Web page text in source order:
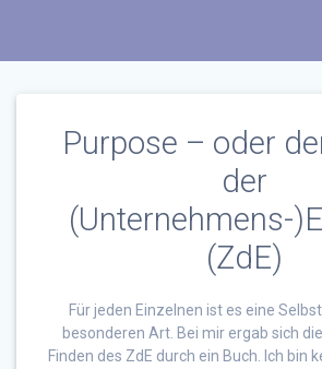
Purpose – oder
der
(Unternehmens-
(ZdE)
Für jeden Einzelnen ist es eine
besonderen Art. Bei mir ergab sich
Finden des ZdE durch ein Buch. Ich bin